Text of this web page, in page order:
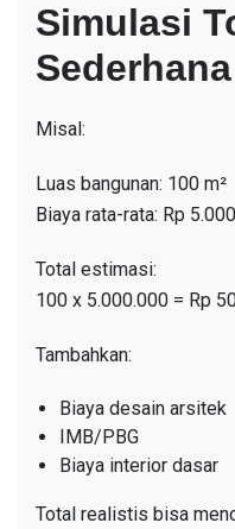
Simulasi
Sederhana
Misal:
Luas bangunan: 100 m²
Biaya rata-rata: Rp
Total estimasi:
100 x 5.000.000 = Rp
Tambahkan:
Biaya desain arsitek
IMB/PBG
Biaya interior dasar
Total realistis bisa